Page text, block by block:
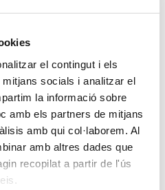
el contingut i els
socials i analitzar el
la informació sobre
amb els partners de mitjans
amb qui col·laborem. Al
amb altres dades que
recopilat a partir de l'ús
BI
per crear quadres
i visualitzacions de
BI. Aprendràs a
dades per prendre